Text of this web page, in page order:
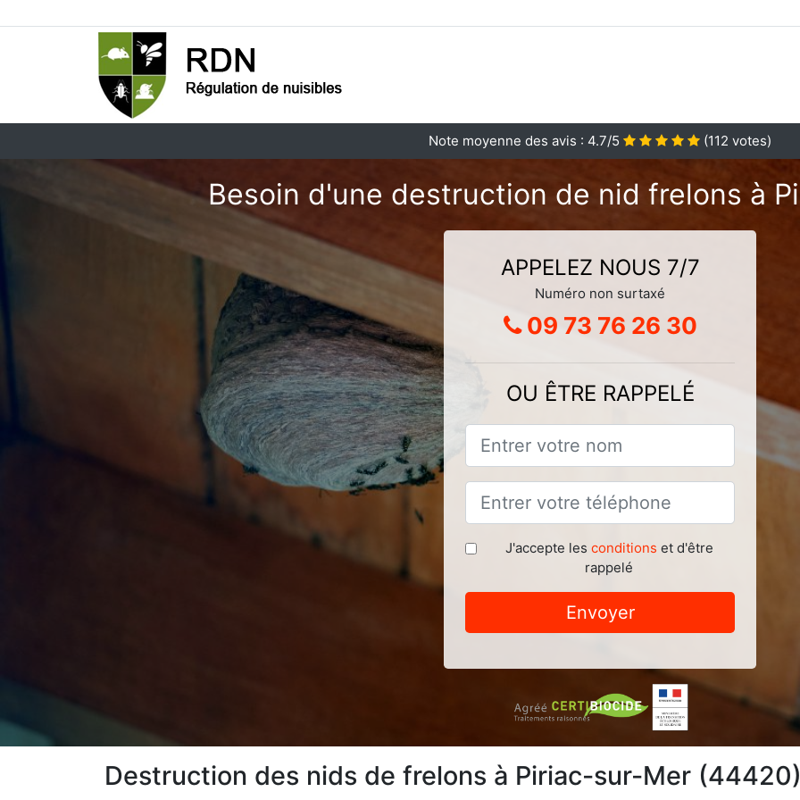
Note moyenne des avis : 4.7/5 (112 votes)
Besoin d'une destruction de nid frelons à
APPELEZ NOUS 7/7
Numéro non surtaxé
09 73 76 26 30
OU ÊTRE RAPPELÉ
J'accepte les conditions et d'être
rappelé
Envoyer
Destruction des nids de frelons à Piriac-sur-Mer